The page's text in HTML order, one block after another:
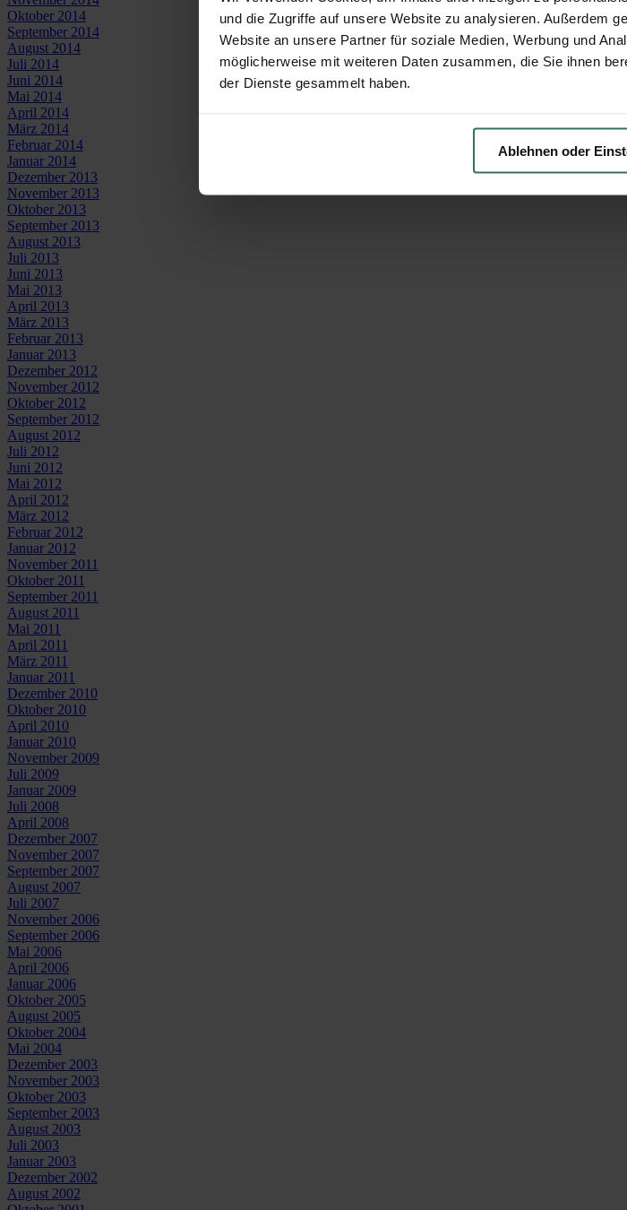
und die Zugriffe auf unsere Website zu analysieren. Außerdem
Website an unsere Partner für soziale Medien, Werbung und
möglicherweise mit weiteren Daten zusammen, die Sie ihnen
der Dienste gesammelt haben.
Ablehnen oder
Oktober 2014
September 2014
August 2014
Juli 2014
Juni 2014
Mai 2014
April 2014
März 2014
Februar 2014
Januar 2014
Dezember 2013
November 2013
Oktober 2013
September 2013
August 2013
Juli 2013
Juni 2013
Mai 2013
April 2013
März 2013
Februar 2013
Januar 2013
Dezember 2012
November 2012
Oktober 2012
September 2012
August 2012
Juli 2012
Juni 2012
Mai 2012
April 2012
März 2012
Februar 2012
Januar 2012
November 2011
Oktober 2011
September 2011
August 2011
Mai 2011
April 2011
März 2011
Januar 2011
Dezember 2010
Oktober 2010
April 2010
Januar 2010
November 2009
Juli 2009
Januar 2009
Juli 2008
April 2008
Dezember 2007
November 2007
September 2007
August 2007
Juli 2007
November 2006
September 2006
Mai 2006
April 2006
Januar 2006
Oktober 2005
August 2005
Oktober 2004
Mai 2004
Dezember 2003
November 2003
Oktober 2003
September 2003
August 2003
Juli 2003
Januar 2003
Dezember 2002
August 2002